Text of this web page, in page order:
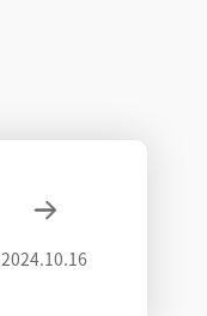
2024.10.16